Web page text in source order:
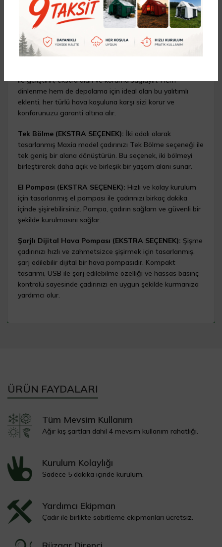
Webasto Çıkışı:Çadır içinde ısınma amaçlı kullanılan
Webasto sistemleri için özel olarak tasarlanmış çıkış.
Soğuk havalarda çadırınızın içinde sıcak ve konforlu bir
ortam yaratmanızı sağlar.
ile geliştirin, ekstra alan ve koruma sağlayın. Hem
dinlenme hem de depolama için ideal olan bu yalıtımlı
eklenti, her türlü hava koşuluna karşı sizi korur ve
konforunuzu garanti altına alır.
Tek Bölme (EKSTRA SEÇENEK): İki odalı olarak
tasarlanmış Maxia model çadırınızı Tek Bölme seçeneği ile
tek geniş bir alana dönüştürün. Bu seçenek, iki bölmeyi
birleştirerek daha açık ve birleşik bir yaşam alanı sunar.
El Pompası (EKSTRA SEÇENEK): Hızlı ve kolay kurulum
için tasarlanmış el pompası ile çadırınızı birkaç dakika
içinde şişirebilirsiniz. Pompa, çadırın sağlam ve güvenli bir
şekilde kurulmasını sağlar.
Şarjlı Dijital Hava Pompası (EKSTRA SEÇENEK): Şişme
çadırınızı hızlı ve zahmetsizce şişirmek için tasarlanmış,
şarj edilebilir dijital bir hava pompasıdır. Kompakt
tasarımı, USB ile şarj edilebilme özelliği ve hassas basınç
kontrolü sayesinde çadırınızı en uygun şekilde kurmanıza
yardımcı olur.
ÜRÜN FAYDALARI
Tüm Mevsim Kullanım
Ağır kış şartları dahil 4 mevsim kullanım rahatlığı.
Kurulum Kolaylığı
Sadece 5 dakika içinde kurulum.
Yardımcı Ekipman
Çadır ile birlikte sabitleme ekipmanları ücretsiz.